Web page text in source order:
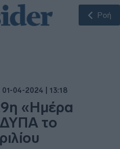
Ροή
01-04-2024 | 13:18
«Ημέρα
ΔΥΠΑ το